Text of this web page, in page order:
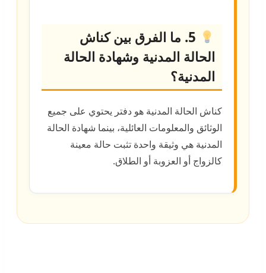
5. ما الفرق بين كناش
الحالة المدنية وشهادة الحالة
المدنية؟
كناش الحالة المدنية هو دفتر يحتوي على جميع
الوثائق والمعلومات العائلية، بينما شهادة الحالة
المدنية هي وثيقة واحدة تثبت حالة معينة
كالزواج أو العزوبة أو الطلاق.